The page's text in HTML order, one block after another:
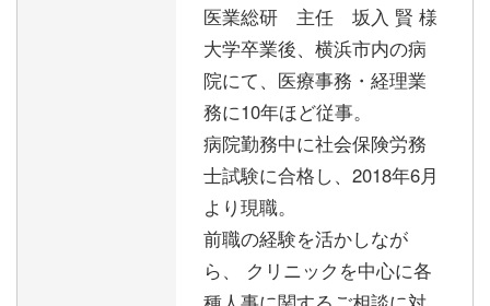
医業総研 主任 坂入 賢 様
大学卒業後、横浜市内の病
院にて、医療事務・経理業
務に10年ほど従事。
病院勤務中に社会保険労務
士試験に合格し、2018年6月
より現職。
前職の経験を活かしなが
ら、 クリニックを中心に各